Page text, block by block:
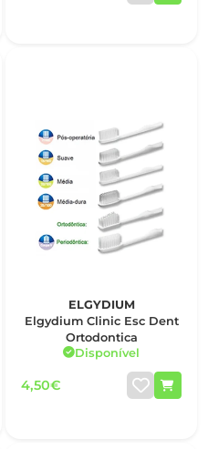
ELGYDIUM
Elgydium Clinic Esc Dent
Ortodontica
Disponível
4,50€